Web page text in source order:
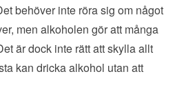
behöver inte röra sig om något
men alkoholen gör att många
är dock inte rätt att skylla allt
kan dricka alkohol utan att